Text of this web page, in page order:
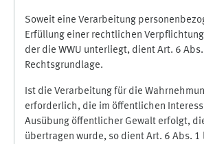
Soweit eine Verarbeitung
Erfüllung einer rechtlichen
der die WWU unterliegt, dient Art. 6
Rechtsgrundlage.
Ist die Verarbeitung für die
erforderlich, die im öffentlichen
Ausübung öffentlicher Gewalt erfolgt,
übertragen wurde, so dient Art. 6 Abs. 1